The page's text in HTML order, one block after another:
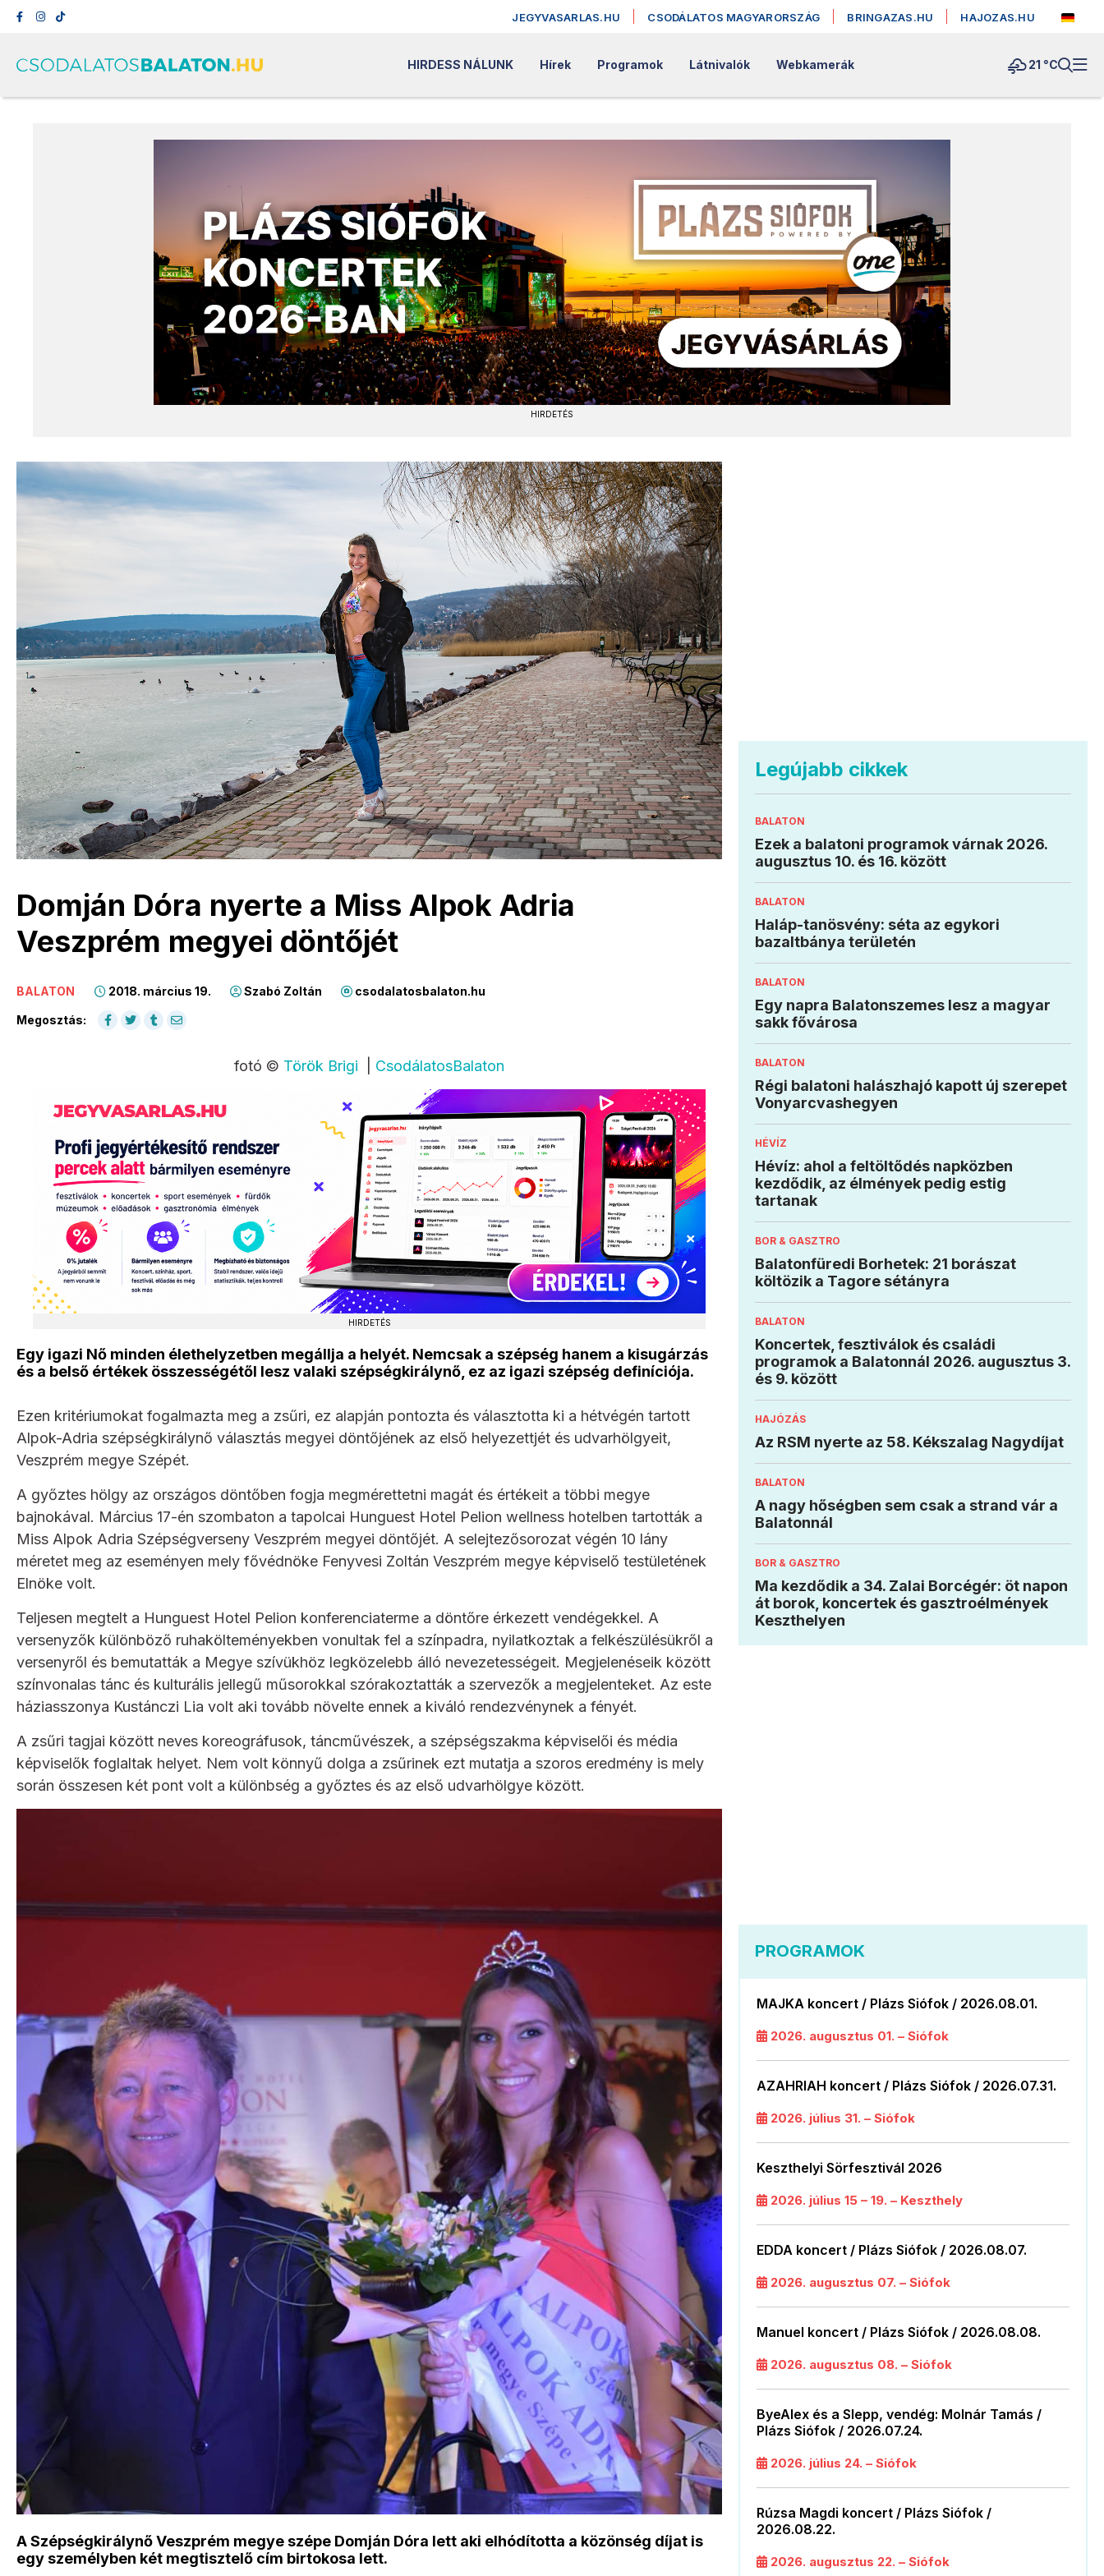
JEGYVASARLAS.HU CSODÁLATOS MAGYARORSZÁG BRINGAZAS.HU HAJOZAS.HU
HIRDESS NÁLUNK Hírek Programok Látnivalók Webkamerák 21 °C
HIRDETÉS
Domján Dóra nyerte a Miss Alpok Adria
Veszprém megyei döntőjét
BALATON 2018. március 19. Szabó Zoltán csodalatosbalaton.hu
Megosztás:
fotó © Török Brigi CsodálatosBalaton
HIRDETÉS
Egy igazi Nő minden élethelyzetben megállja a helyét. Nemcsak a szépség hanem a kisugárzás
és a belső értékek összességétől lesz valaki szépségkirálynő, ez az igazi szépség definíciója.
Ezen kritériumokat fogalmazta meg a zsűri, ez alapján pontozta és választotta ki a hétvégén tartott
Alpok-Adria szépségkirálynő választás megyei döntőjének az első helyezettjét és udvarhölgyeit,
Veszprém megye Szépét.
A győztes hölgy az országos döntőben fogja megmérettetni magát és értékeit a többi megye
bajnokával. Március 17-én szombaton a tapolcai Hunguest Hotel Pelion wellness hotelben tartották a
Miss Alpok Adria Szépségverseny Veszprém megyei döntőjét. A selejtezősorozat végén 10 lány
méretet meg az eseményen mely fővédnöke Fenyvesi Zoltán Veszprém megye képviselő testületének
Elnöke volt.
Teljesen megtelt a Hunguest Hotel Pelion konferenciaterme a döntőre érkezett vendégekkel. A
versenyzők különböző ruhakölteményekben vonultak fel a színpadra, nyilatkoztak a felkészülésükről a
versenyről és bemutatták a Megye szívükhöz legközelebb álló nevezetességeit. Megjelenéseik között
színvonalas tánc és kulturális jellegű műsorokkal szórakoztatták a szervezők a megjelenteket. Az este
háziasszonya Kustánczi Lia volt aki tovább növelte ennek a kiváló rendezvénynek a fényét.
A zsűri tagjai között neves koreográfusok, táncművészek, a szépségszakma képviselői és média
képviselők foglaltak helyet. Nem volt könnyű dolga a zsűrinek ezt mutatja a szoros eredmény is mely
során összesen két pont volt a különbség a győztes és az első udvarhölgye között.
A Szépségkirálynő Veszprém megye szépe Domján Dóra lett aki elhódította a közönség díjat is
egy személyben két megtisztelő cím birtokosa lett.
Legújabb cikkek
BALATON
Ezek a balatoni programok várnak 2026.
augusztus 10. és 16. között
BALATON
Haláp-tanösvény: séta az egykori
bazaltbánya területén
BALATON
Egy napra Balatonszemes lesz a magyar
sakk fővárosa
BALATON
Régi balatoni halászhajó kapott új szerepet
Vonyarcvashegyen
HÉVÍZ
Hévíz: ahol a feltöltődés napközben
kezdődik, az élmények pedig estig
tartanak
BOR & GASZTRO
Balatonfüredi Borhetek: 21 borászat
költözik a Tagore sétányra
BALATON
Koncertek, fesztiválok és családi
programok a Balatonnál 2026. augusztus 3.
és 9. között
HAJÓZÁS
Az RSM nyerte az 58. Kékszalag Nagydíjat
BALATON
A nagy hőségben sem csak a strand vár a
Balatonnál
BOR & GASZTRO
Ma kezdődik a 34. Zalai Borcégér: öt napon
át borok, koncertek és gasztroélmények
Keszthelyen
PROGRAMOK
MAJKA koncert / Plázs Siófok / 2026.08.01.
2026. augusztus 01. – Siófok
AZAHRIAH koncert / Plázs Siófok / 2026.07.31.
2026. július 31. – Siófok
Keszthelyi Sörfesztivál 2026
2026. július 15 – 19. – Keszthely
EDDA koncert / Plázs Siófok / 2026.08.07.
2026. augusztus 07. – Siófok
Manuel koncert / Plázs Siófok / 2026.08.08.
2026. augusztus 08. – Siófok
ByeAlex és a Slepp, vendég: Molnár Tamás /
Plázs Siófok / 2026.07.24.
2026. július 24. – Siófok
Rúzsa Magdi koncert / Plázs Siófok /
2026.08.22.
2026. augusztus 22. – Siófok